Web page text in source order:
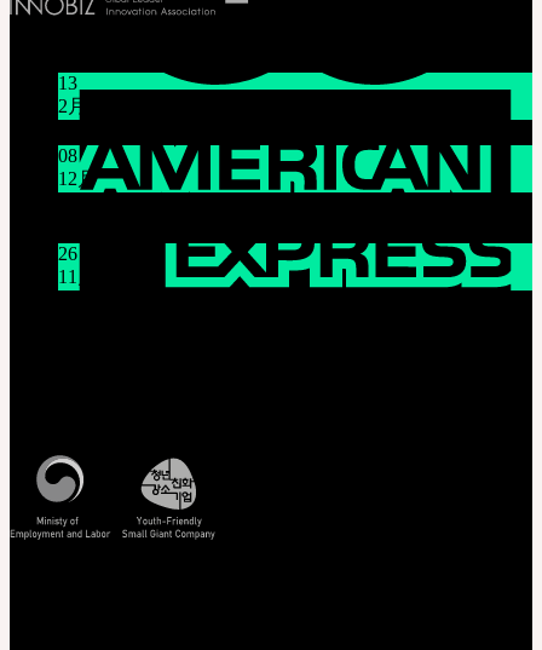
13
2月
08
12月
26
11月